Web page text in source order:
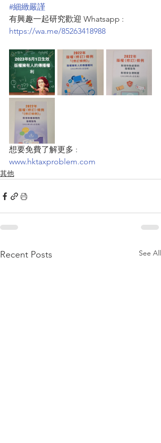
#細緻嚴謹
有興趣一起研究歡迎 Whatsapp :
https://wa.me/85263418988
想要免費了解更多 :
www.hktaxproblem.com
其他
Recent Posts See All